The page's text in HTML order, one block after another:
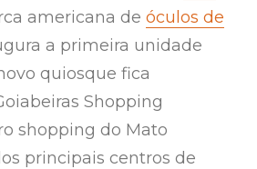
americana deóculos de
a primeira unidade
quiosque fica
Shopping
shopping do Mato
principais centros de